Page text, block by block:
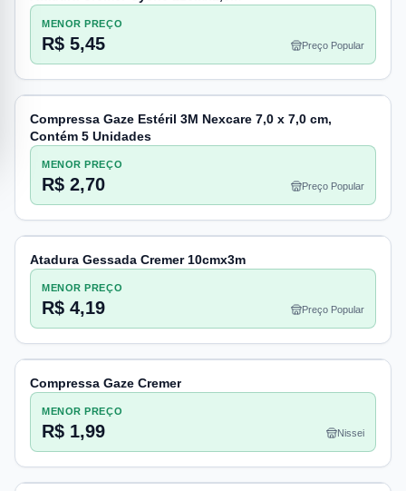
MENOR PREÇO
R$ 5,45 Preço Popular
Compressa Gaze Estéril 3M Nexcare 7,0 x 7,0 cm,
Contém 5 Unidades
MENOR PREÇO
R$ 2,70 Preço Popular
Atadura Gessada Cremer 10cmx3m
MENOR PREÇO
R$ 4,19 Preço Popular
Compressa Gaze Cremer
MENOR PREÇO
R$ 1,99 Nissei